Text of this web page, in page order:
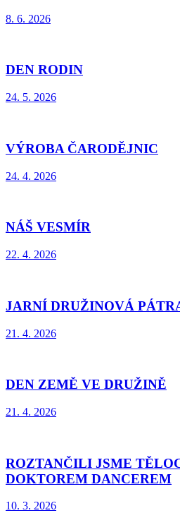
8. 6. 2026
DEN RODIN
24. 5. 2026
VÝROBA ČARODĚJNIC
24. 4. 2026
NÁŠ VESMÍR
22. 4. 2026
JARNÍ DRUŽINOVÁ
21. 4. 2026
DEN ZEMĚ VE DRUŽINĚ
21. 4. 2026
ROZTANČILI JSME
DOKTOREM DANCEREM
10. 3. 2026